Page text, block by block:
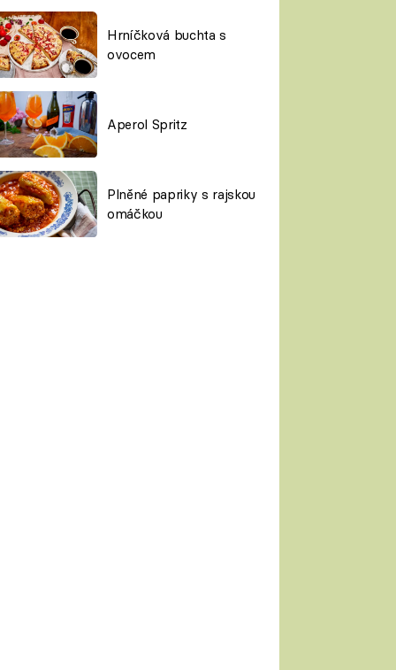
Hrníčková buchta s
ovocem
Aperol Spritz
Plněné papriky s rajskou
omáčkou